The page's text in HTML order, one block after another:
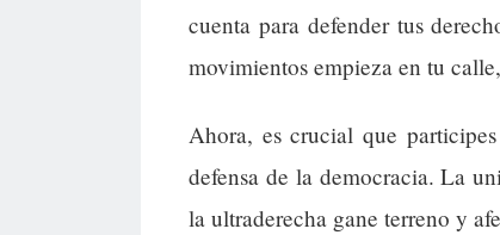
cuenta para defender tus
movimientos empieza en tu
Ahora, es crucial que
defensa de la democracia. La
la ultraderecha gane terreno y